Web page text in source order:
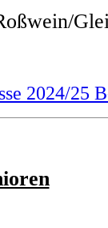
2024/25